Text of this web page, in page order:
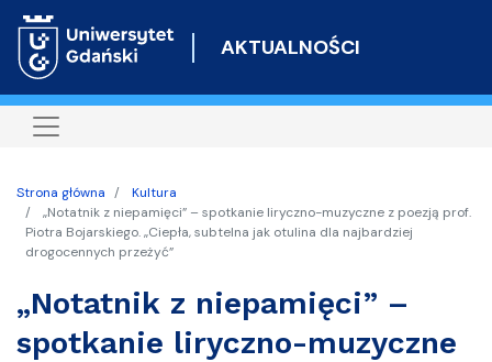
do
AKTUALNOŚCI
Strona główna
Kultura
„Notatnik z niepamięci” – spotkanie liryczno-muzyczne z poezją prof.
Piotra Bojarskiego. „Ciepła, subtelna jak otulina dla najbardziej
drogocennych przeżyć”
„Notatnik z niepamięci” –
spotkanie liryczno-muzyczne